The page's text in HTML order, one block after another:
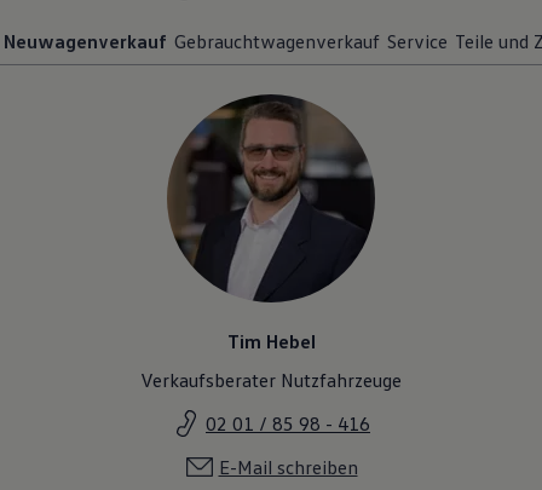
Neuwagenverkauf Gebrauchtwagenverkauf Service Teile und
Tim Hebel
Verkaufsberater Nutzfahrzeuge
02 01 / 85 98 - 416
E-Mail schreiben